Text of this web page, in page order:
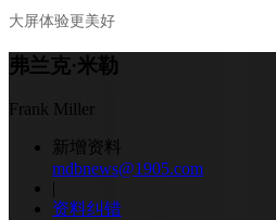
大屏体验更美好
弗兰克·米勒
Frank Miller
新增资料
mdbnews@1905.com
|
资料纠错